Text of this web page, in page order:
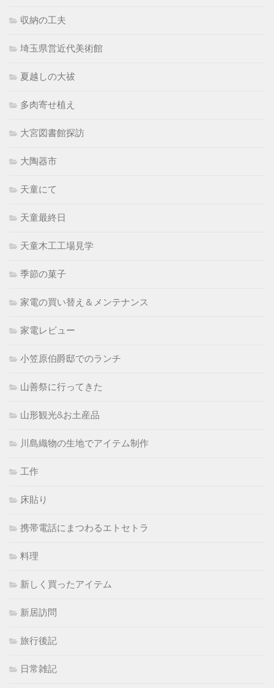
収納の工夫
埼玉県営近代美術館
夏越しの大祓
多肉寄せ植え
大宮図書館探訪
大陶器市
天童にて
天童最終日
天童木工工場見学
季節の菓子
家電の買い替え＆メンテナンス
家電レビュー
小笠原伯爵邸でのランチ
山善祭に行ってきた
山形観光&お土産品
川島織物の生地でアイテム制作
工作
床貼り
携帯電話にまつわるエトセトラ
料理
新しく買ったアイテム
新居訪問
旅行後記
日常雑記